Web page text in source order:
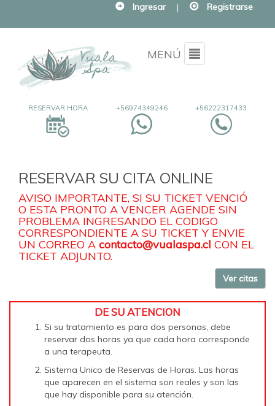
Ingresar | Registrarse
MENÚ Menu
+56222317433
+56974349246
RESERVAR HORA
RESERVAR SU CITA ONLINE
AVISO IMPORTANTE, SI SU TICKET VENCIÓ
O ESTA PRONTO A VENCER AGENDE SIN
PROBLEMA INGRESANDO EL CODIGO
CORRESPONDIENTE A SU TICKET Y ENVIE
UN CORREO A contacto@vualaspa.cl CON EL
TICKET ADJUNTO.
Ver citas
DE SU ATENCION
Si su tratamiento es para dos personas, debe
reservar dos horas ya que cada hora corresponde
a una terapeuta.
Sistema Unico de Reservas de Horas. Las horas
que aparecen en el sistema son reales y son las
que hay disponible para su atención.